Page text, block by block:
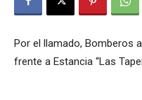
Por el llamado, Bomberos
frente a Estancia “Las